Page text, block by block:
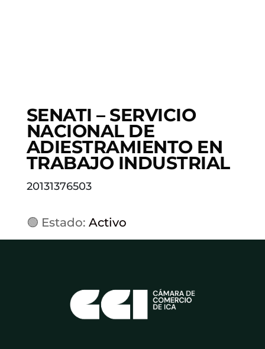
SENATI – SERVICIO
NACIONAL DE
ADIESTRAMIENTO EN
TRABAJO INDUSTRIAL
20131376503
🟢 Estado: Activo